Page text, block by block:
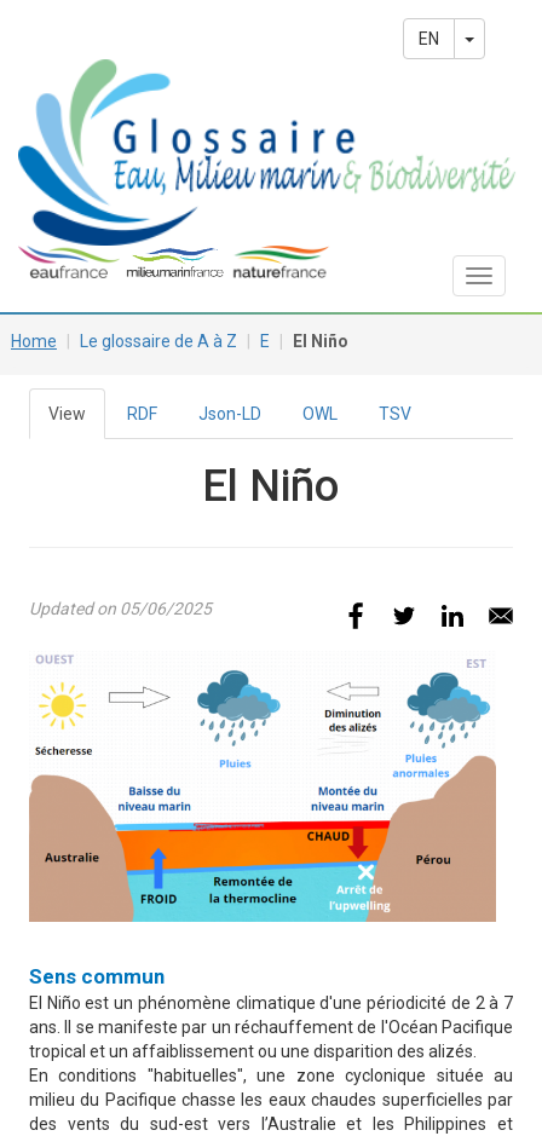
EN Toggle
navigation
Toggle
Home Le glossaire de A à Z E El Niño
Primary
View (active
tab)
RDF Json-LD OWL TSV
El Niño
Updated on 05/06/2025
Illustration
Sens commun
El Niño est un phénomène climatique d'une périodicité de 2 à 7
ans. Il se manifeste par un réchauffement de l'Océan Pacifique
tropical et un affaiblissement ou une disparition des alizés.
En conditions "habituelles", une zone cyclonique située au
milieu du Pacifique chasse les eaux chaudes superficielles par
des vents du sud-est vers l’Australie et les Philippines et